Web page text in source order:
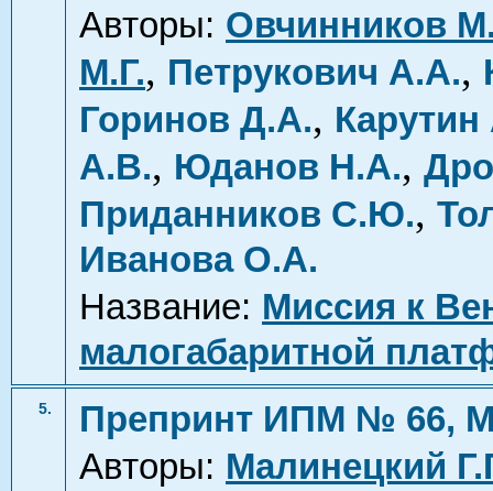
Авторы: Овчинников
М.Г., Петрукович А.А.,
Горинов Д.А.,
А.В., Юданов Н.А.,
Приданников С.Ю.,
Иванова О.А.
Название: Миссия к
малогабаритной
5.
Препринт ИПМ № 66,
Авторы: Малинецкий